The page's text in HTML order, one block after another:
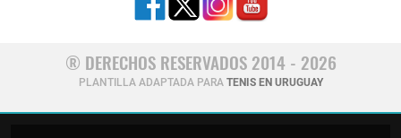
® DERECHOS RESERVADOS 2014 - 2026
PLANTILLA ADAPTADA PARA TENIS EN URUGUAY